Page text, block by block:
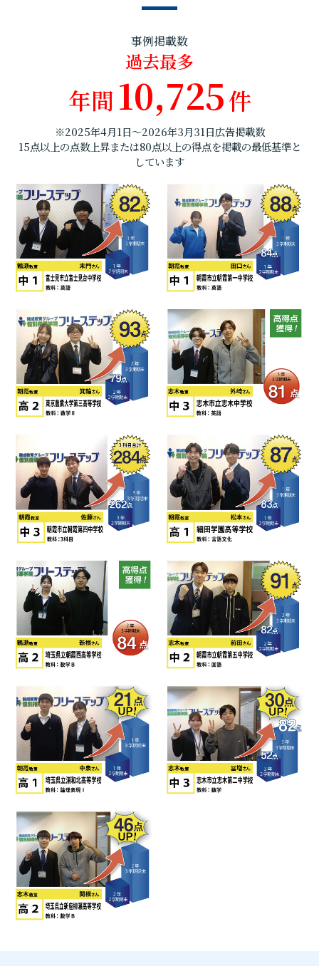
事例掲載数
過去最多
年間 10,725件
※2025年4月1日～2026年3月31日広告掲載数
15点以上の点数上昇または80点以上の得点を掲載の最低基準と
しています